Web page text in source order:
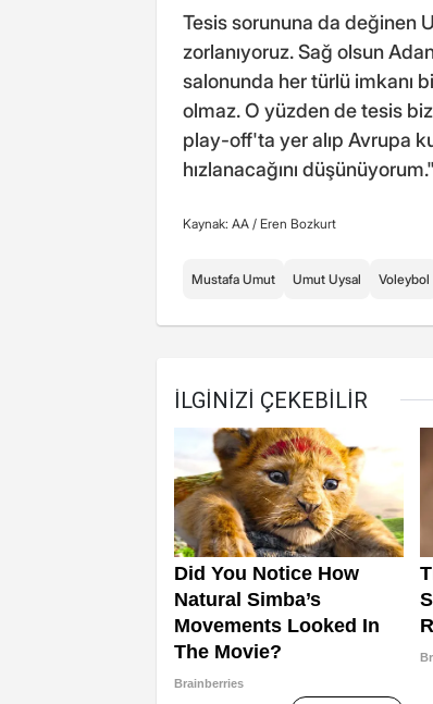
Tesis sorununa da değinen
zorlanıyoruz. Sağ olsun
salonunda her türlü imkanı
olmaz. O yüzden de tesis
play-off'ta yer alıp Avrupa
hızlanacağını
Kaynak: AA / Eren Bozkurt
Mustafa Umut Umut Uysal Voleybol